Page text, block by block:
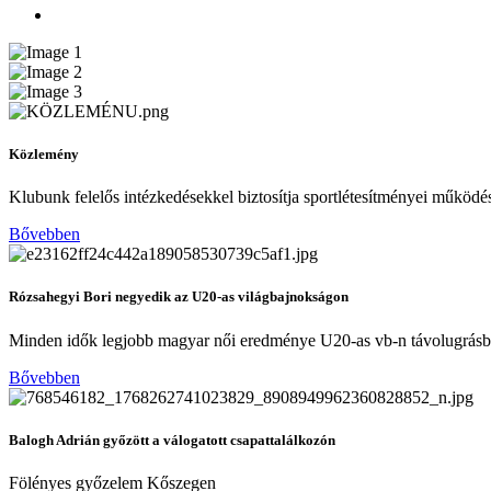
Közlemény
Klubunk felelős intézkedésekkel biztosítja sportlétesítményei
Bővebben
Rózsahegyi Bori negyedik az U20-as világbajnokságon
Minden idők legjobb magyar női eredménye U20-as vb-n
Bővebben
Balogh Adrián győzött a válogatott csapattalálkozón
Fölényes győzelem Kőszegen